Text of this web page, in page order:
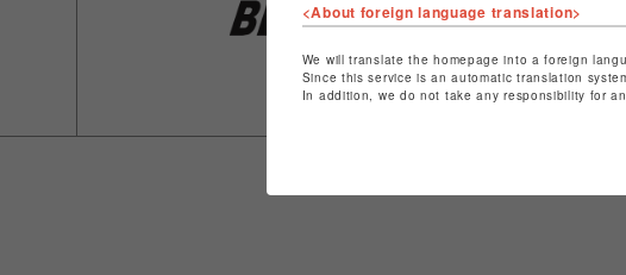
ショップお
<About foreign language translation>
We will translate the homepage into a foreign
Since this service is an automatic translation
In addition, we do not take any responsibility for